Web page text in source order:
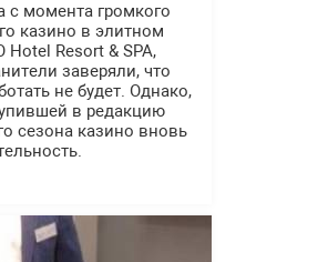
с момента громкого
казино в элитном
Hotel Resort & SPA,
заверяли, что
не будет. Однако,
в редакцию
сезона казино вновь